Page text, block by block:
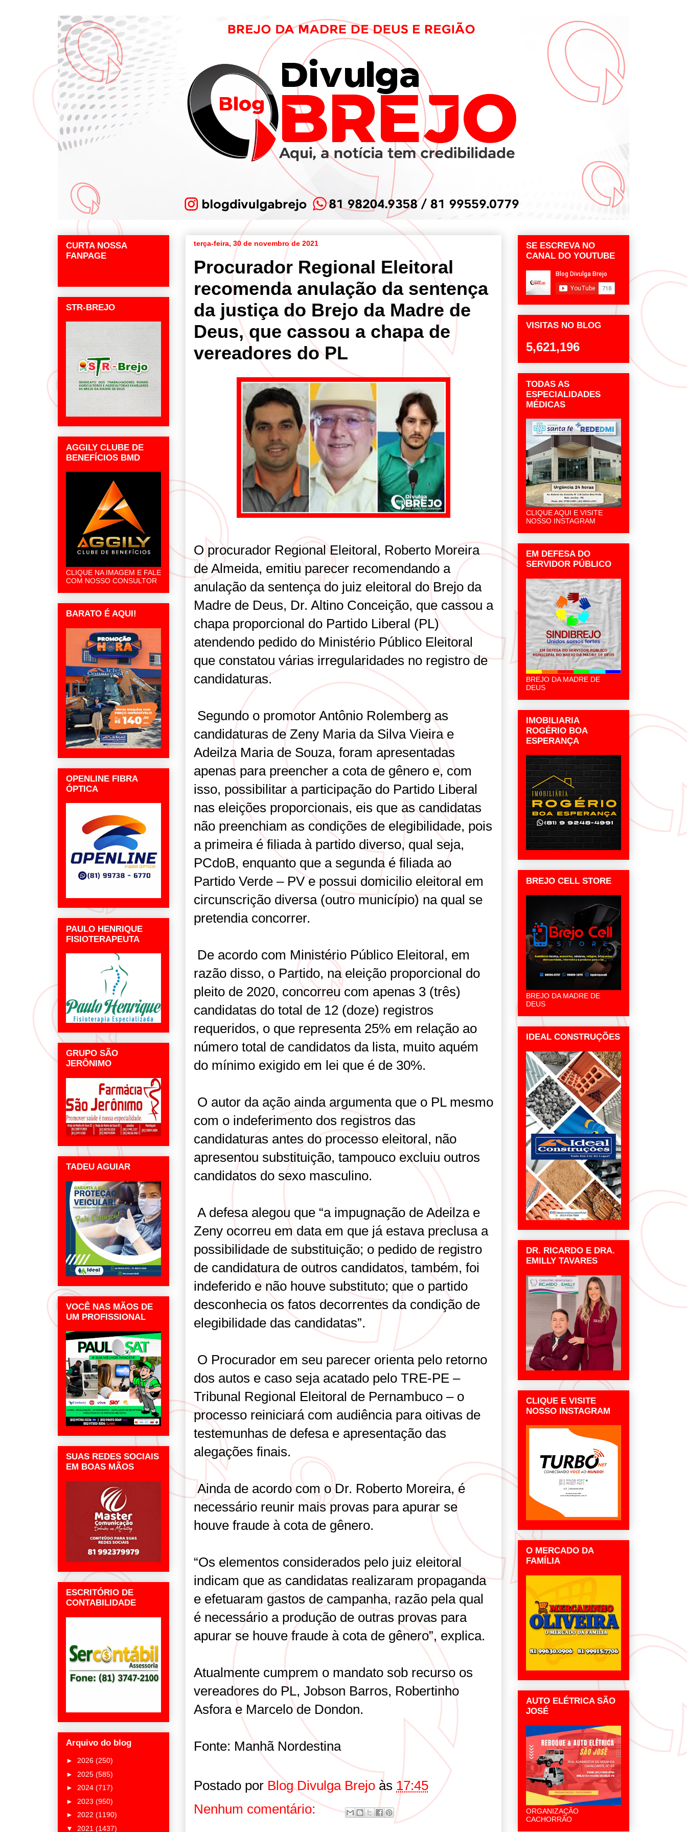
terça-feira, 30 de novembro de 2021
Procurador Regional Eleitoral
recomenda anulação da sentença
da justiça do Brejo da Madre de
Deus, que cassou a chapa de
vereadores do PL
O procurador Regional Eleitoral, Roberto Moreira
de Almeida, emitiu parecer recomendando a
anulação da sentença do juiz eleitoral do Brejo da
Madre de Deus, Dr. Altino Conceição, que cassou a
chapa proporcional do Partido Liberal (PL)
atendendo pedido do Ministério Público Eleitoral
que constatou várias irregularidades no registro de
candidaturas.
Segundo o promotor Antônio Rolemberg as
candidaturas de Zeny Maria da Silva Vieira e
Adeilza Maria de Souza, foram apresentadas
apenas para preencher a cota de gênero e, com
isso, possibilitar a participação do Partido Liberal
nas eleições proporcionais, eis que as candidatas
não preenchiam as condições de elegibilidade, pois
a primeira é filiada à partido diverso, qual seja,
PCdoB, enquanto que a segunda é filiada ao
Partido Verde – PV e possui domicilio eleitoral em
circunscrição diversa (outro município) na qual se
pretendia concorrer.
De acordo com Ministério Público Eleitoral, em
razão disso, o Partido, na eleição proporcional do
pleito de 2020, concorreu com apenas 3 (três)
candidatas do total de 12 (doze) registros
requeridos, o que representa 25% em relação ao
número total de candidatos da lista, muito aquém
do mínimo exigido em lei que é de 30%.
O autor da ação ainda argumenta que o PL mesmo
com o indeferimento dos registros das
candidaturas antes do processo eleitoral, não
apresentou substituição, tampouco excluiu outros
candidatos do sexo masculino.
A defesa alegou que “a impugnação de Adeilza e
Zeny ocorreu em data em que já estava preclusa a
possibilidade de substituição; o pedido de registro
de candidatura de outros candidatos, também, foi
indeferido e não houve substituto; que o partido
desconhecia os fatos decorrentes da condição de
elegibilidade das candidatas”.
O Procurador em seu parecer orienta pelo retorno
dos autos e caso seja acatado pelo TRE-PE –
Tribunal Regional Eleitoral de Pernambuco – o
processo reiniciará com audiência para oitivas de
testemunhas de defesa e apresentação das
alegações finais.
Ainda de acordo com o Dr. Roberto Moreira, é
necessário reunir mais provas para apurar se
houve fraude à cota de gênero.
“Os elementos considerados pelo juiz eleitoral
indicam que as candidatas realizaram propaganda
e efetuaram gastos de campanha, razão pela qual
é necessário a produção de outras provas para
apurar se houve fraude à cota de gênero”, explica.
Atualmente cumprem o mandato sob recurso os
vereadores do PL, Jobson Barros, Robertinho
Asfora e Marcelo de Dondon.
Fonte: Manhã Nordestina
Postado por Blog Divulga Brejo às 17:45
Nenhum comentário:
CURTA NOSSA
FANPAGE
STR-BREJO
AGGILY CLUBE DE
BENEFÍCIOS BMD
CLIQUE NA IMAGEM E FALE
COM NOSSO CONSULTOR
BARATO É AQUI!
OPENLINE FIBRA
ÓPTICA
PAULO HENRIQUE
FISIOTERAPEUTA
GRUPO SÃO
JERÔNIMO
TADEU AGUIAR
VOCÊ NAS MÃOS DE
UM PROFISSIONAL
SUAS REDES SOCIAIS
EM BOAS MÃOS
ESCRITÓRIO DE
CONTABILIDADE
Arquivo do blog
► 2026 (250)
► 2025 (585)
► 2024 (717)
► 2023 (950)
► 2022 (1190)
▼ 2021 (1437)
SE ESCREVA NO
CANAL DO YOUTUBE
VISITAS NO BLOG
5,621,196
TODAS AS
ESPECIALIDADES
MÉDICAS
CLIQUE AQUI E VISITE
NOSSO INSTAGRAM
EM DEFESA DO
SERVIDOR PÚBLICO
BREJO DA MADRE DE
DEUS
IMOBILIARIA
ROGÉRIO BOA
ESPERANÇA
BREJO CELL STORE
BREJO DA MADRE DE
DEUS
IDEAL CONSTRUÇÕES
DR. RICARDO E DRA.
EMILLY TAVARES
CLIQUE E VISITE
NOSSO INSTAGRAM
O MERCADO DA
FAMÍLIA
AUTO ELÉTRICA SÃO
JOSÉ
ORGANIZAÇÃO
CACHORRÃO